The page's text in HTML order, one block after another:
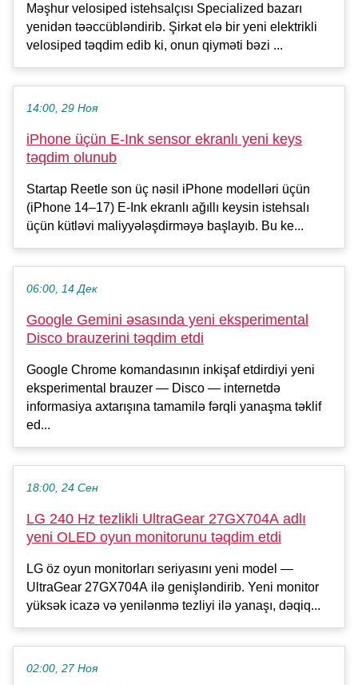
Məşhur velosiped istehsalçısı Specialized bazarı
yenidən təəccübləndirib. Şirkət elə bir yeni elektrikli
velosiped təqdim edib ki, onun qiyməti bəzi ...
14:00, 29 Ноя
iPhone üçün E-Ink sensor ekranlı yeni keys
təqdim olunub
Startap Reetle son üç nəsil iPhone modelləri üçün
(iPhone 14–17) E-Ink ekranlı ağıllı keysin istehsalı
üçün kütləvi maliyyələşdirməyə başlayıb. Bu ke...
06:00, 14 Дек
Google Gemini əsasında yeni eksperimental
Disco brauzerini təqdim etdi
Google Chrome komandasının inkişaf etdirdiyi yeni
eksperimental brauzer — Disco — internetdə
informasiya axtarışına tamamilə fərqli yanaşma təklif
ed...
18:00, 24 Сен
LG 240 Hz tezlikli UltraGear 27GX704A adlı
yeni OLED oyun monitorunu təqdim etdi
LG öz oyun monitorları seriyasını yeni model —
UltraGear 27GX704A ilə genişləndirib. Yeni monitor
yüksək icazə və yenilənmə tezliyi ilə yanaşı, dəqiq...
02:00, 27 Ноя